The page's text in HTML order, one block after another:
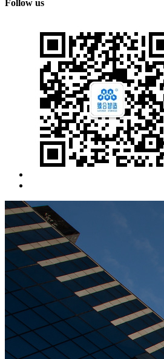
Follow us